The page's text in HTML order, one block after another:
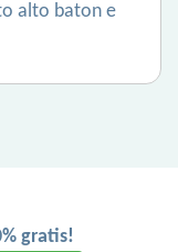
alto baton e
gratis!